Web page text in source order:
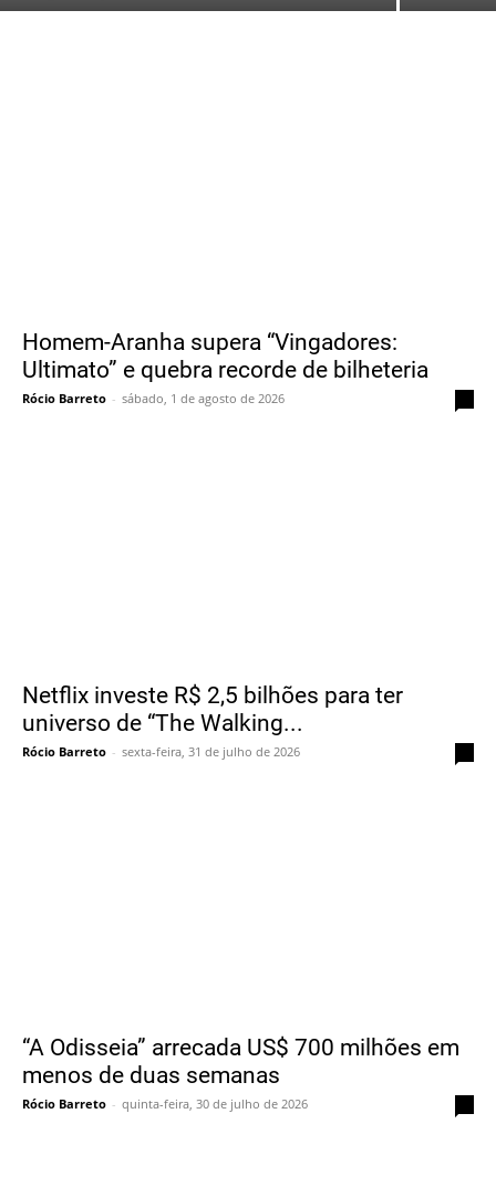
Homem-Aranha supera “Vingadores:
Ultimato” e quebra recorde de bilheteria
Rócio Barreto - sábado, 1 de agosto de 2026
Netflix investe R$ 2,5 bilhões para ter
universo de “The Walking...
Rócio Barreto - sexta-feira, 31 de julho de 2026
“A Odisseia” arrecada US$ 700 milhões em
menos de duas semanas
Rócio Barreto - quinta-feira, 30 de julho de 2026